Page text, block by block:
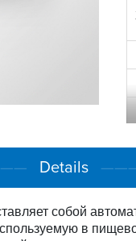
Details
собой
в